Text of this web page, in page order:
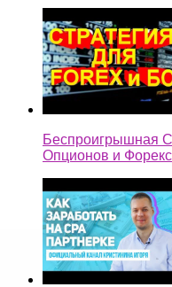
Беспроигрышная
Опционов и Форекс